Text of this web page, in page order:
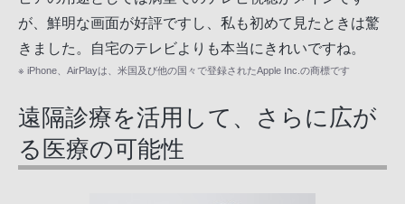
が、鮮明な画面が好評ですし、私も初めて見たときは驚
きました。自宅のテレビよりも本当にきれいですね。
※ iPhone、AirPlayは、米国及び他の国々で登録されたApple Inc.の商標です
遠隔診療を活用して、さらに広が
る医療の可能性